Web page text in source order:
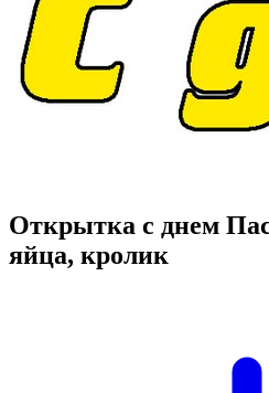
Открытка с днем
яйца, кролик